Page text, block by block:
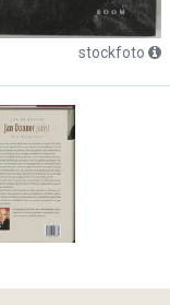
stockfoto